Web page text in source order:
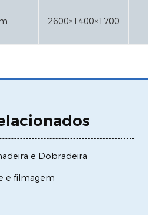
2600×1400×1700
e Dobradeira
e filmagem